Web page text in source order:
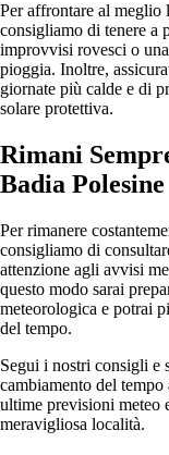
Per affrontare al meglio
consigliamo di tenere a
improvvisi rovesci o
pioggia. Inoltre,
giornate più calde e di
solare protettiva.
Rimani
Badia Polesine
Per rimanere
consigliamo di
attenzione agli avvisi
questo modo sarai
meteorologica e potrai
del tempo.
Segui i nostri consigli e
cambiamento del
ultime previsioni meteo
meravigliosa località.